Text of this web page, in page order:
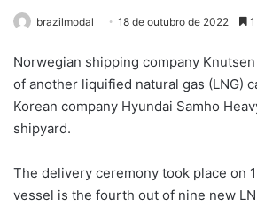
brazilmodal 18 de outubro de 2022
Norwegian shipping company
of another liquified natural gas (LNG)
Korean company Hyundai Samho
shipyard.
The delivery ceremony took place on
vessel is the fourth out of nine new